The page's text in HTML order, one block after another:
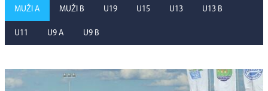
MUŽI A MUŽI B U19 U15 U13 U13 B
U11 U9 A U9 B